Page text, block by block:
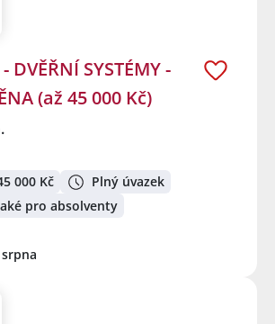
DVĚŘNÍ SYSTÉMY -
(až 45 000 Kč)
000 Kč
Plný úvazek
pro absolventy